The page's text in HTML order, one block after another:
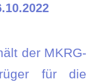
der MKRG-
für die